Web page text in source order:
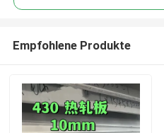
Empfohlene Produkte